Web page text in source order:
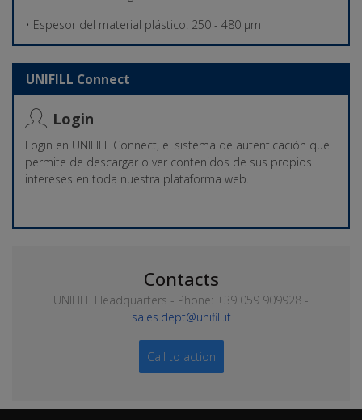
• Espesor del material plástico: 250 - 480 µm
UNIFILL Connect
Login
Login en UNIFILL Connect, el sistema de autenticación que
permite de descargar o ver contenidos de sus propios
intereses en toda nuestra plataforma web..
Contacts
UNIFILL Headquarters - Phone: +39 059 909928 -
sales.dept@unifill.it
Call to action